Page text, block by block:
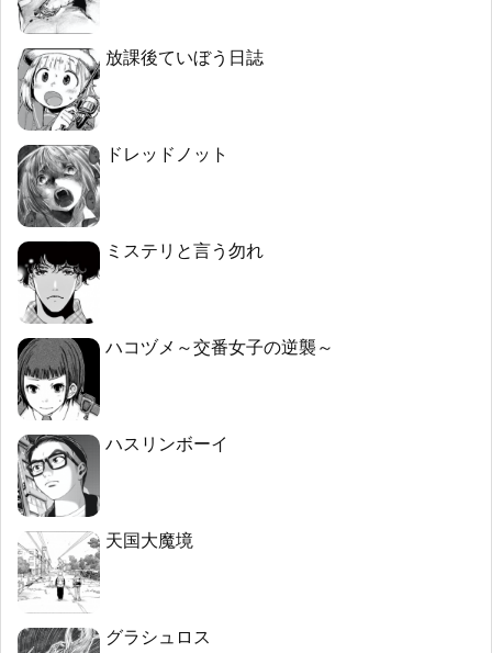
放課後ていぼう日誌
ドレッドノット
ミステリと言う勿れ
ハコヅメ～交番女子の逆襲～
ハスリンボーイ
天国大魔境
グラシュロス